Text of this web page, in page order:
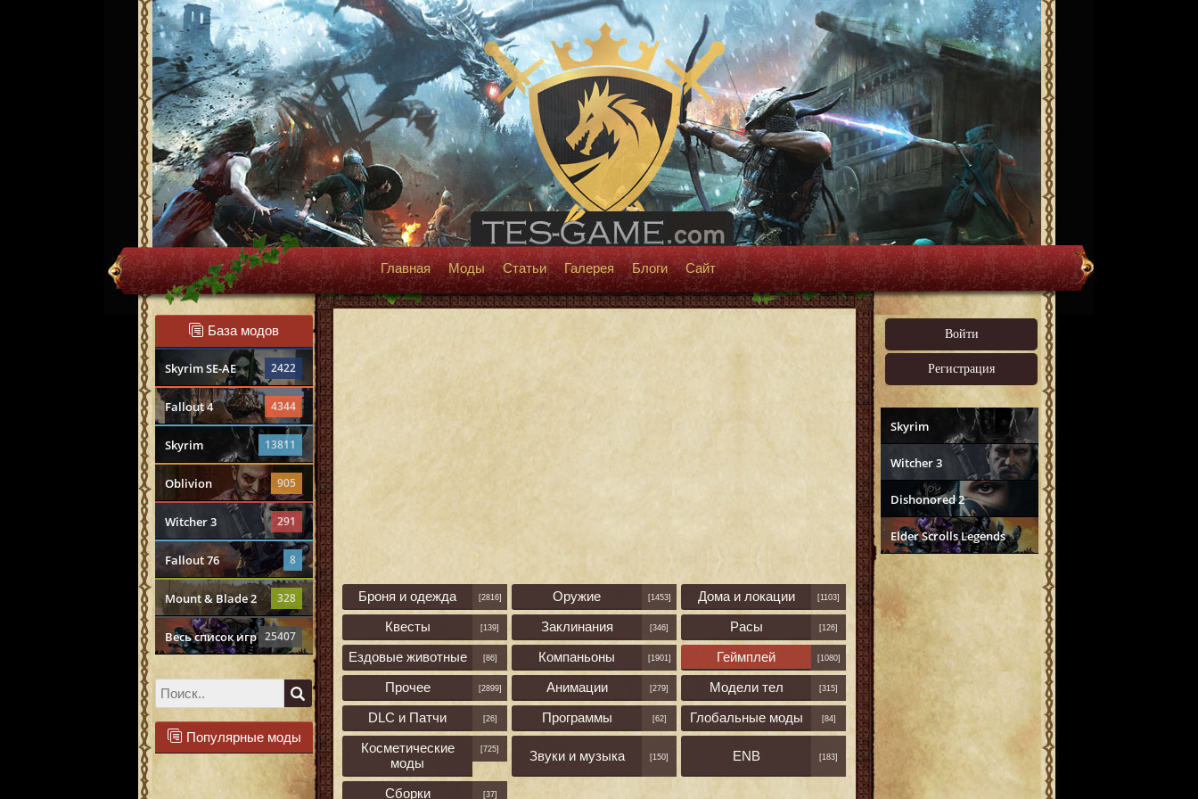
Главная Моды Статьи Галерея Блоги Сайт
База модов
Skyrim SE-AE 2422
Fallout 4 4344
Skyrim 13811
Oblivion 905
Witcher 3 291
Fallout 76 8
Mount & Blade 2 328
Весь список игр 25407
Популярные моды
Войти
Регистрация
Skyrim
Witcher 3
Dishonored 2
Elder Scrolls Legends
Броня и одежда [2816] Оружие [1453] Дома и локации [1103]
Квесты [139] Заклинания [346] Расы [126]
Ездовые животные [86] Компаньоны [1901] Геймплей [1080]
Прочее [2899] Анимации [279] Модели тел [315]
DLC и Патчи [26] Программы [62] Глобальные моды [84]
Косметические
моды
[725] Звуки и музыка [150] ENB [183]
Сборки [37]